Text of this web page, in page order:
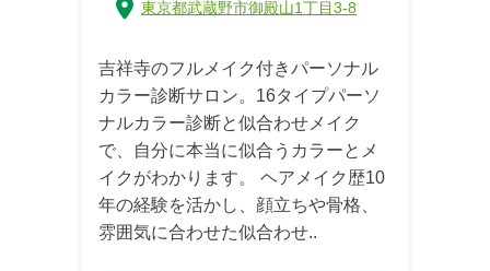
東京都武蔵野市御殿山1丁目3-8
吉祥寺のフルメイク付きパーソナル
カラー診断サロン。16タイプパーソ
ナルカラー診断と似合わせメイク
で、自分に本当に似合うカラーとメ
イクがわかります。 ヘアメイク歴10
年の経験を活かし、顔立ちや骨格、
雰囲気に合わせた似合わせ..